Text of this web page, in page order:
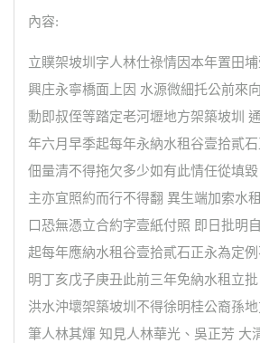
內容:
立贌架坡圳字人林仕祿情因本年置田
興庄永寧橋面上因 水源微細托公前來
勳即叔侄等踏定老河壢地方架築坡圳
年六月早季起每年永納水租谷壹拾貳
佃量清不得拖欠多少如有此情任從填
主亦宜照約而行不得翻 異生端加索水
口恐無憑立合約字壹紙付照 即日批明
起每年應納水租谷壹拾貳石正永為定
明丁亥戊子庚丑此前三年免納水租立
洪水沖壞架築坡圳不得徐明桂公裔孫
筆人林其煇 知見人林華光、吳正芳 大